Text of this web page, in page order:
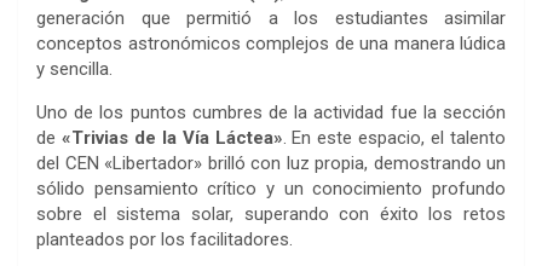
generación que permitió a los estudiantes asimilar
conceptos astronómicos complejos de una manera lúdica
y sencilla.
Uno de los puntos cumbres de la actividad fue la sección
de «Trivias de la Vía Láctea». En este espacio, el talento
del CEN «Libertador» brilló con luz propia, demostrando un
sólido pensamiento crítico y un conocimiento profundo
sobre el sistema solar, superando con éxito los retos
planteados por los facilitadores.